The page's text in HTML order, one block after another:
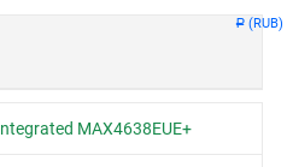
Р (RUB)
MAX4638EUE+